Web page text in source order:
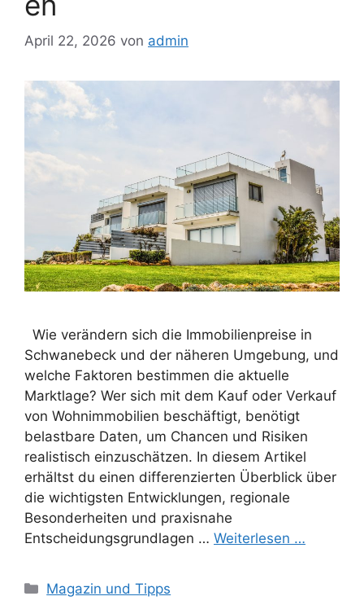
April 22, 2026 von admin
Wie verändern sich die Immobilienpreise in
Schwanebeck und der näheren Umgebung, und
welche Faktoren bestimmen die aktuelle
Marktlage? Wer sich mit dem Kauf oder Verkauf
von Wohnimmobilien beschäftigt, benötigt
belastbare Daten, um Chancen und Risiken
realistisch einzuschätzen. In diesem Artikel
erhältst du einen differenzierten Überblick über
die wichtigsten Entwicklungen, regionale
Besonderheiten und praxisnahe
Entscheidungsgrundlagen … Weiterlesen …
Kategorien
Magazin und Tipps